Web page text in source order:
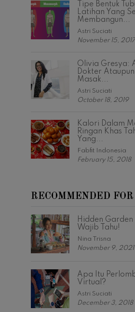
Tipe Bentuk
Latihan Yang
Membangun...
Astri Suciati
November 15, 2017
Olivia Gresya:
Dokter Ataupun
Masak...
Astri Suciati
October 18, 2019
Kalori Dalam
Ringan Khas
Yang...
Fabfit Indonesia
February 15, 2018
RECOMMENDED FOR
Hidden
Wajib Tahu!
Nina Trisna
November 9, 2021
Apa Itu
Virtual?
Astri Suciati
December 3, 2018